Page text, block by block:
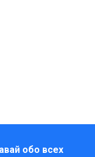
обо всех